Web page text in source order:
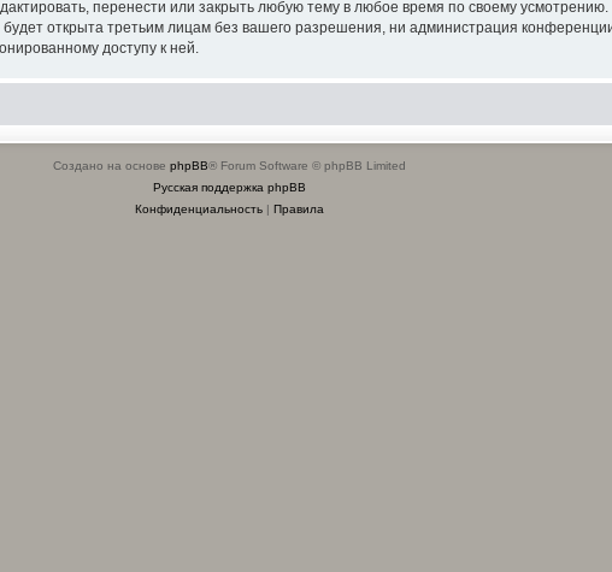
перенести или закрыть любую тему в любое время по своему усмотрению.
открыта третьим лицам без вашего разрешения, ни администрация
доступу к ней.
Создано на основе phpBB® Forum Software © phpBB Limited
Русская поддержка phpBB
Конфиденциальность| Правила